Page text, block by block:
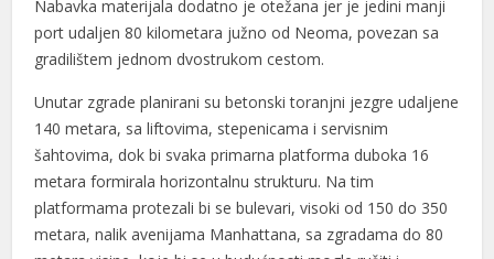
Nabavka materijala dodatno je otežana jer je jedini manji
port udaljen 80 kilometara južno od Neoma, povezan sa
gradilištem jednom dvostrukom cestom.
Unutar zgrade planirani su betonski toranjni jezgre udaljene
140 metara, sa liftovima, stepenicama i servisnim
šahtovima, dok bi svaka primarna platforma duboka 16
metara formirala horizontalnu strukturu. Na tim
platformama protezali bi se bulevari, visoki od 150 do 350
metara, nalik avenijama Manhattana, sa zgradama do 80